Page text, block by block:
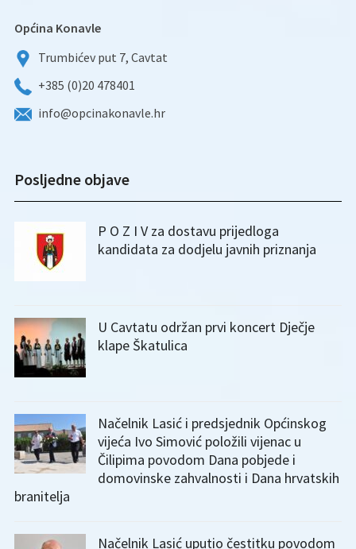
Općina Konavle
Trumbićev put 7, Cavtat
+385 (0)20 478401
info@opcinakonavle.hr
Posljedne objave
P O Z I V za dostavu prijedloga
kandidata za dodjelu javnih priznanja
U Cavtatu održan prvi koncert Dječje
klape Škatulica
Načelnik Lasić i predsjednik Općinskog
vijeća Ivo Simović položili vijenac u
Čilipima povodom Dana pobjede i
domovinske zahvalnosti i Dana hrvatskih
branitelja
Načelnik Lasić uputio čestitku povodom